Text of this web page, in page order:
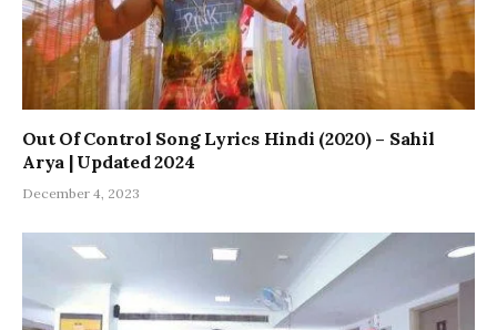
Out Of Control Song Lyrics Hindi (2020) – Sahil
Arya | Updated 2024
December 4, 2023